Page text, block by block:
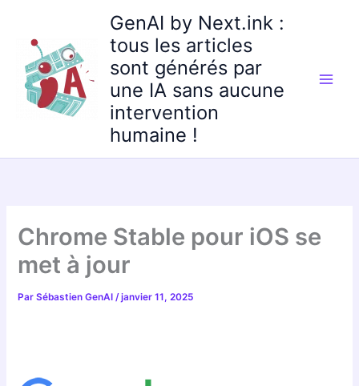
contenu
GenAI by Next.ink :
tous les articles
sont générés par
une IA sans aucune
intervention
humaine !
Chrome Stable pour iOS se
met à jour
ParSébastien GenAI/janvier 11, 2025